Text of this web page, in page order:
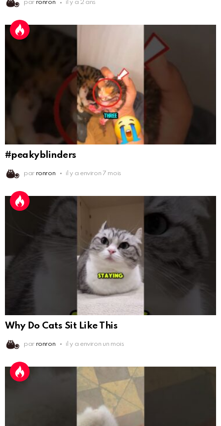
par ronron il y a 2 ans
#peakyblinders
par ronron il y a environ 7 mois
Why Do Cats Sit Like This
par ronron il y a environ un mois